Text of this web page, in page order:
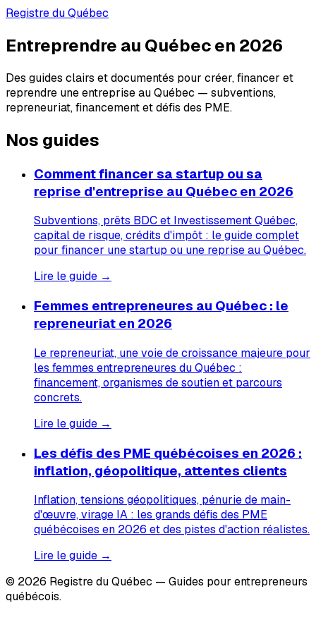
Registre du Québec
Entreprendre au Québec en 2026
Des guides clairs et documentés pour créer, financer et
reprendre une entreprise au Québec — subventions,
repreneuriat, financement et défis des PME.
Nos guides
Comment financer sa startup ou sa
reprise d'entreprise au Québec en 2026
Subventions, prêts BDC et Investissement Québec,
capital de risque, crédits d'impôt : le guide complet
pour financer une startup ou une reprise au Québec.
Lire le guide →
Femmes entrepreneures au Québec : le
repreneuriat en 2026
Le repreneuriat, une voie de croissance majeure pour
les femmes entrepreneures du Québec :
financement, organismes de soutien et parcours
concrets.
Lire le guide →
Les défis des PME québécoises en 2026 :
inflation, géopolitique, attentes clients
Inflation, tensions géopolitiques, pénurie de main-
d'œuvre, virage IA : les grands défis des PME
québécoises en 2026 et des pistes d'action réalistes.
Lire le guide →
© 2026 Registre du Québec — Guides pour entrepreneurs
québécois.